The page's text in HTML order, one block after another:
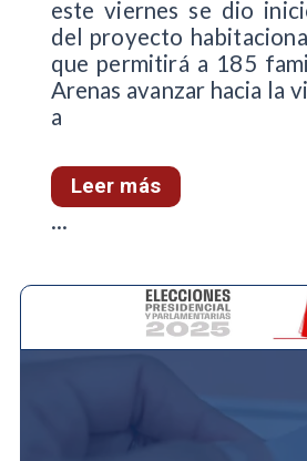
este viernes se dio
del proyecto
que permitirá a 185
Arenas avanzar hacia la
a
Leer más
...